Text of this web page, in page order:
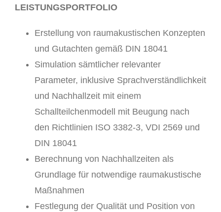
LEISTUNGSPORTFOLIO
Erstellung von raumakustischen Konzepten
und Gutachten gemäß DIN 18041
Simulation sämtlicher relevanter
Parameter, inklusive Sprachverständlichkeit
und Nachhallzeit mit einem
Schallteilchenmodell mit Beugung nach
den Richtlinien ISO 3382-3, VDI 2569 und
DIN 18041
Berechnung von Nachhallzeiten als
Grundlage für notwendige raumakustische
Maßnahmen
Festlegung der Qualität und Position von